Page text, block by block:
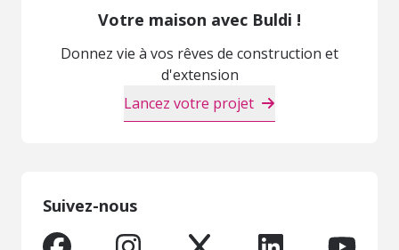
Votre maison avec Buldi !
Donnez vie à vos rêves de construction et
d'extension
Lancez votre projet
Suivez-nous